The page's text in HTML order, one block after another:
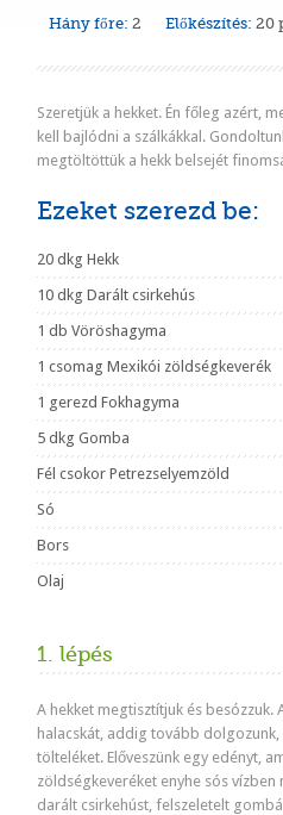
Hány főre: 2 Előkészítés: 20
Szeretjük a hekket. Én főleg azért,
kell bajlódni a szálkákkal.
megtöltöttük a hekk belsejét
Ezeket szerezd be:
20 dkg Hekk
10 dkg Darált csirkehús
1 db Vöröshagyma
1 csomag Mexikói zöldségkeverék
1 gerezd Fokhagyma
5 dkg Gomba
Fél csokor Petrezselyemzöld
Só
Bors
Olaj
1. lépés
A hekket megtisztítjuk és besózzuk.
halacskát, addig tovább dolgozunk,
tölteléket. Előveszünk egy edényt,
zöldségkeveréket enyhe sós vízben
darált csirkehúst, felszeletelt